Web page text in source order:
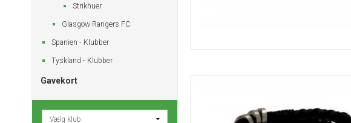
Strikhuer
Glasgow Rangers FC
Spanien - Klubber
Tyskland - Klubber
Gavekort